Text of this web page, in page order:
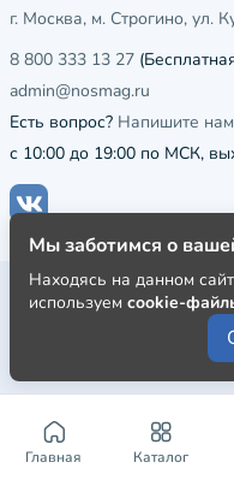
Главная Каталог
г. Москва, м. Строгино, ул.
8 800 333 13 27
admin@nosmag.ru
Есть вопрос? Напишите нам
с 10:00 до 19:00 по МСК,
Публичная оферта
Пользовательское
Политика
Мы заботимся о
Находясь на данном
используем cookie-